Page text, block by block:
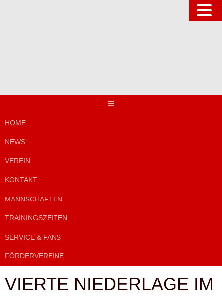
HOME
NEWS
VEREIN
KONTAKT
MANNSCHAFTEN
TRAININGSZEITEN
SERVICE & FANS
FÖRDERVEREINE
VIERTE NIEDERLAGE IM